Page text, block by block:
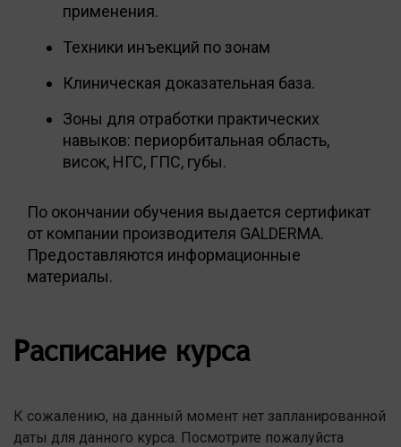
применения.
Техники инъекций по зонам
Клиническая доказательная база.
Зоны для отработки практических
навыков: периорбитальная область,
висок, НГС, ГПС, губы.
По окончании обучения выдается сертификат
от компании производителя GALDERMA.
Предоставляются информационные
материалы.
Расписание курса
К сожалению, на данный момент нет запланированной
даты для данного курса. Посмотрите пожалуйста